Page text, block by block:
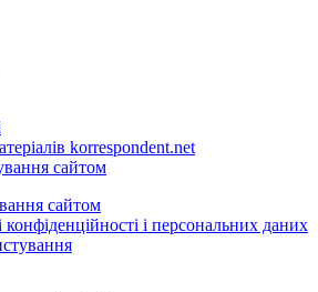
korrespondent.net
сайтом
сайтом
конфіденційності і персональних даних